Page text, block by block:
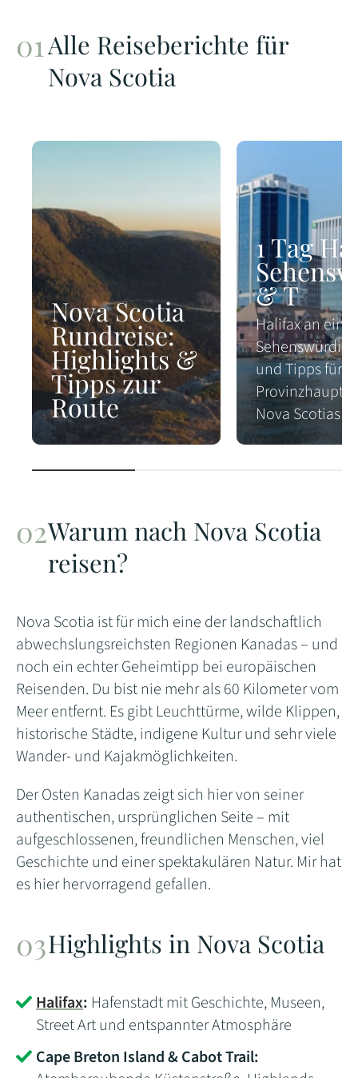
Alle Reiseberichte für
Nova Scotia
Nova Scotia
Rundreise:
Highlights &
Tipps zur
Route
1 Tag
& T
Halifax an
und Tipps für
Nova Scotias
Warum nach Nova Scotia
reisen?
Nova Scotia ist für mich eine der landschaftlich
abwechslungsreichsten Regionen Kanadas – und
noch ein echter Geheimtipp bei europäischen
Reisenden. Du bist nie mehr als 60 Kilometer vom
Meer entfernt. Es gibt Leuchttürme, wilde Klippen,
historische Städte, indigene Kultur und sehr viele
Wander- und Kajakmöglichkeiten.
Der Osten Kanadas zeigt sich hier von seiner
authentischen, ursprünglichen Seite – mit
aufgeschlossenen, freundlichen Menschen, viel
Geschichte und einer spektakulären Natur. Mir hat
es hier hervorragend gefallen.
Highlights in Nova Scotia
Halifax: Hafenstadt mit Geschichte, Museen,
Street Art und entspannter Atmosphäre
Cape Breton Island & Cabot Trail: